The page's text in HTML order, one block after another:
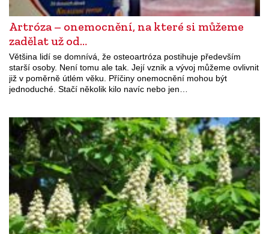
Artróza – onemocnění, na které si můžeme
zadělat už od…
Většina lidí se domnívá, že osteoartróza postihuje především
starší osoby. Není tomu ale tak. Její vznik a vývoj můžeme ovlivnit
již v poměrně útlém věku. Příčiny onemocnění mohou být
jednoduché. Stačí několik kilo navíc nebo jen…